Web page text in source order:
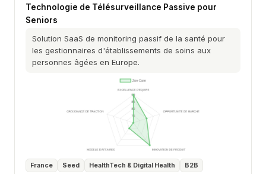
Technologie de Télésurveillance Passive pour
Seniors
Solution SaaS de monitoring passif de la santé pour
les gestionnaires d'établissements de soins aux
personnes âgées en Europe.
France Seed HealthTech & Digital Health B2B